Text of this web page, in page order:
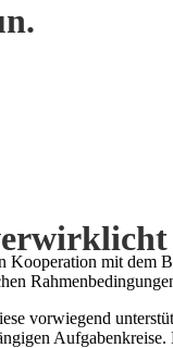
mit dem
vorwiegend